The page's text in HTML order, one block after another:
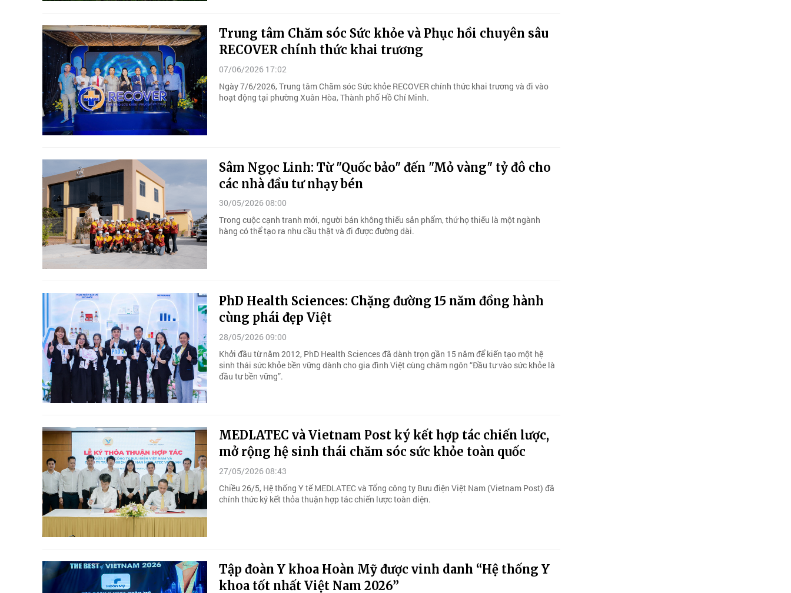
Trung tâm Chăm sóc Sức khỏe và Phục hồi chuyên sâu
RECOVER chính thức khai trương
07/06/2026 17:02
Ngày 7/6/2026, Trung tâm Chăm sóc Sức khỏe RECOVER chính thức khai trương và đi vào
hoạt động tại phường Xuân Hòa, Thành phố Hồ Chí Minh.
Sâm Ngọc Linh: Từ "Quốc bảo" đến "Mỏ vàng" tỷ đô cho
các nhà đầu tư nhạy bén
30/05/2026 08:00
Trong cuộc cạnh tranh mới, người bán không thiếu sản phẩm, thứ họ thiếu là một ngành
hàng có thể tạo ra nhu cầu thật và đi được đường dài.
PhD Health Sciences: Chặng đường 15 năm đồng hành
cùng phái đẹp Việt
28/05/2026 09:00
Khởi đầu từ năm 2012, PhD Health Sciences đã dành trọn gần 15 năm để kiến tạo một hệ
sinh thái sức khỏe bền vững dành cho gia đình Việt cùng châm ngôn “Đầu tư vào sức khỏe là
đầu tư bền vững”.
MEDLATEC và Vietnam Post ký kết hợp tác chiến lược,
mở rộng hệ sinh thái chăm sóc sức khỏe toàn quốc
27/05/2026 08:43
Chiều 26/5, Hệ thống Y tế MEDLATEC và Tổng công ty Bưu điện Việt Nam (Vietnam Post) đã
chính thức ký kết thỏa thuận hợp tác chiến lược toàn diện.
Tập đoàn Y khoa Hoàn Mỹ được vinh danh “Hệ thống Y
khoa tốt nhất Việt Nam 2026”